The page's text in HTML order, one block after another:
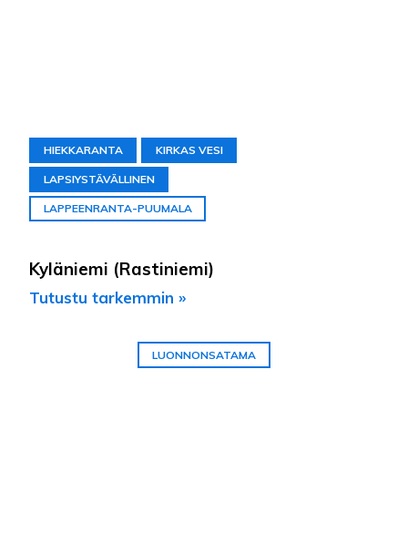
HIEKKARANTA KIRKAS VESI
LAPSIYSTÄVÄLLINEN
LAPPEENRANTA-PUUMALA
Kyläniemi (Rastiniemi)
Tutustu tarkemmin »
LUONNONSATAMA